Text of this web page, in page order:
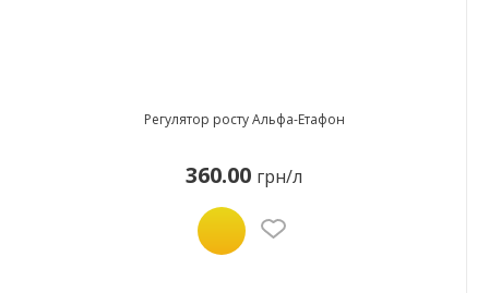
Регулятор росту Альфа-Етафон
360.00 грн/л